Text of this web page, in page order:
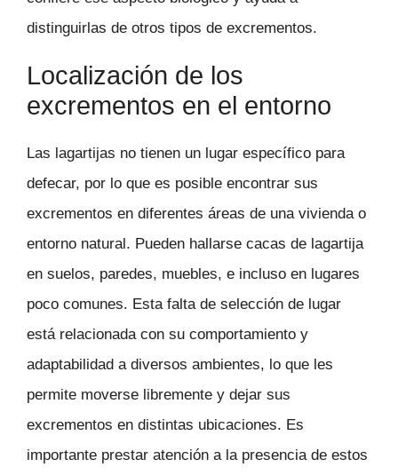
distinguirlas de otros tipos de excrementos.
Localización de los
excrementos en el entorno
Las lagartijas no tienen un lugar específico para
defecar, por lo que es posible encontrar sus
excrementos en diferentes áreas de una vivienda o
entorno natural. Pueden hallarse cacas de lagartija
en suelos, paredes, muebles, e incluso en lugares
poco comunes. Esta falta de selección de lugar
está relacionada con su comportamiento y
adaptabilidad a diversos ambientes, lo que les
permite moverse libremente y dejar sus
excrementos en distintas ubicaciones. Es
importante prestar atención a la presencia de estos